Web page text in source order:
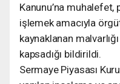
Kanunu’na muhalefet,
işlemek amacıyla
kaynaklanan
kapsadığı bildirildi.
Sermaye Piyasası